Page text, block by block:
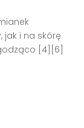
jak i na skórę
[4][6]